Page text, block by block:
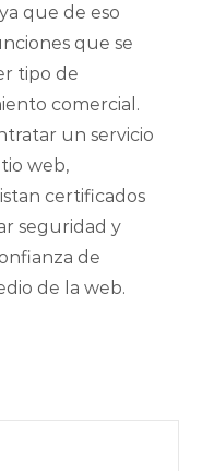
que de eso
que se
tipo de
comercial.
un servicio
web,
certificados
seguridad y
de
de la web.